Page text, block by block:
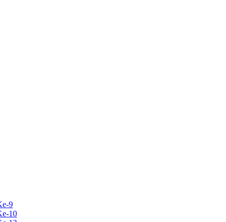
9
10